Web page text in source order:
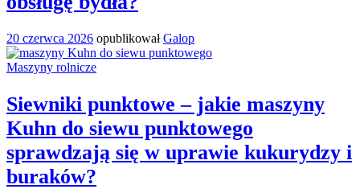
20 czerwca 2026 opublikowałGalop
Maszyny rolnicze
Siewniki punktowe – jakie maszyny
Kuhn do siewu punktowego
sprawdzają się w uprawie kukurydzy i
buraków?